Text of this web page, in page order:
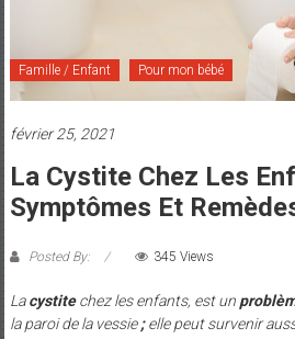
Maman
Famille / Enfant Pour mon bébé
février 25, 2021
La Cystite Chez Les
Symptômes Et
Posted By: 345 Views
Lacystitechez les enfants, est un
la paroi de la vessie;elle peut survenir